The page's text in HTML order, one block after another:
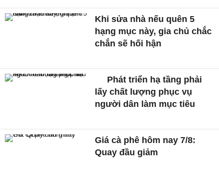
Khi sửa nhà nếu quên 5
hạng mục này, gia chủ chắc
chắn sẽ hối hận
Phát triển hạ tầng phải
lấy chất lượng phục vụ
người dân làm mục tiêu
Giá cà phê hôm nay 7/8:
Quay đầu giảm